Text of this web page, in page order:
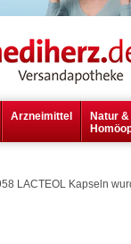
Arzneimittel
Natur &
LACTEOL Kapseln